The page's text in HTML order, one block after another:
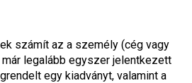
számít az a személy (cég vagy
legalább egyszer jelentkezett
egy kiadványt, valamint a